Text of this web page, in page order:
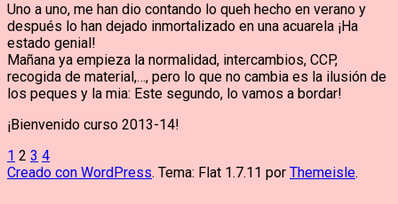
Uno a uno, me han dio contando lo queh hecho en verano y
después lo han dejado inmortalizado en una acuarela ¡Ha
estado genial!
Mañana ya empieza la normalidad, intercambios, CCP,
recogida de material,…, pero lo que no cambia es la ilusión de
los peques y la mia: Este segundo, lo vamos a bordar!
¡Bienvenido curso 2013-14!
Paginación
de
1 2 3 4
Creado con WordPress. Tema: Flat 1.7.11 por Themeisle.